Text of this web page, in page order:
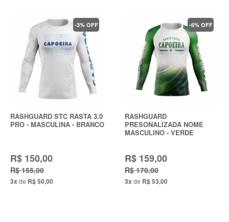
RASHGUARD STC RASTA 3.0
PRO - MASCULINA - BRANCO
-3% OFF
R$ 150,00
R$ 155,00
3x de R$ 50,00
RASHGUARD
PRESONALIZADA NOME
MASCULINO - VERDE
-6% OFF
R$ 159,00
R$ 170,00
3x de R$ 53,00